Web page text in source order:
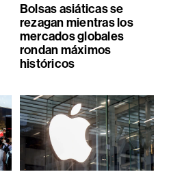
Bolsas asiáticas se
rezagan mientras los
mercados globales
rondan máximos
históricos